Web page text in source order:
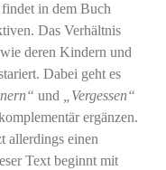
in dem Buch
Das Verhältnis
deren Kindern und
Dabei geht es
und „Vergessen“
ergänzen.
allerdings einen
Text beginnt mit